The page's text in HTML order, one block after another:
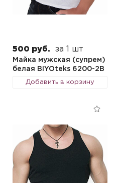
500 руб. за 1 шт
Майка мужская (супрем)
белая BIYOteks 6200-2B
Добавить в корзину